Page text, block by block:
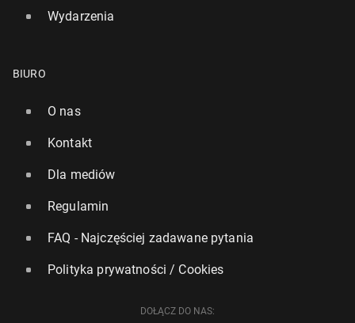
Zwie­dza­ją­cy Akropol zobaczą jak wy­glą­da­ło to
14 października 2023, 11:00
Wydarzenia
BIURO
O nas
Kontakt
Dla mediów
Regulamin
FAQ - Najczęściej zadawane pytania
Polityka prywatności / Cookies
DOŁĄCZ DO NAS: